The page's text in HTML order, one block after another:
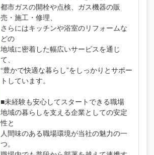
都市ガスの開栓や点検、ガス機器の販
売・施工・修理、
さらにはキッチンや浴室のリフォームな
どの
地域に密着した幅広いサービスを通じ
て、
“豊かで快適な暮らし”をしっかりとサポー
トしています。
■未経験も安心してスタートできる職場
地域の暮らしを支える企業としての安定
性と
人間味のある職場環境が当社の魅力の一
つ。